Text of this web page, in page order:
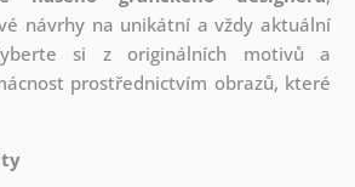
návrhy na unikátní a vždy aktuální
si z originálních motivů a
prostřednictvím obrazů, které